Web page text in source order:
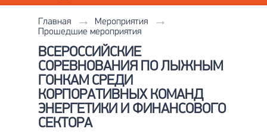
Главная
Мероприятия
Прошедшие мероприятия
ВСЕРОССИЙСКИЕ
СОРЕВНОВАНИЯ ПО ЛЫЖНЫМ
ГОНКАМ СРЕДИ
КОРПОРАТИВНЫХ КОМАНД
ЭНЕРГЕТИКИ И ФИНАНСОВОГО
СЕКТОРА